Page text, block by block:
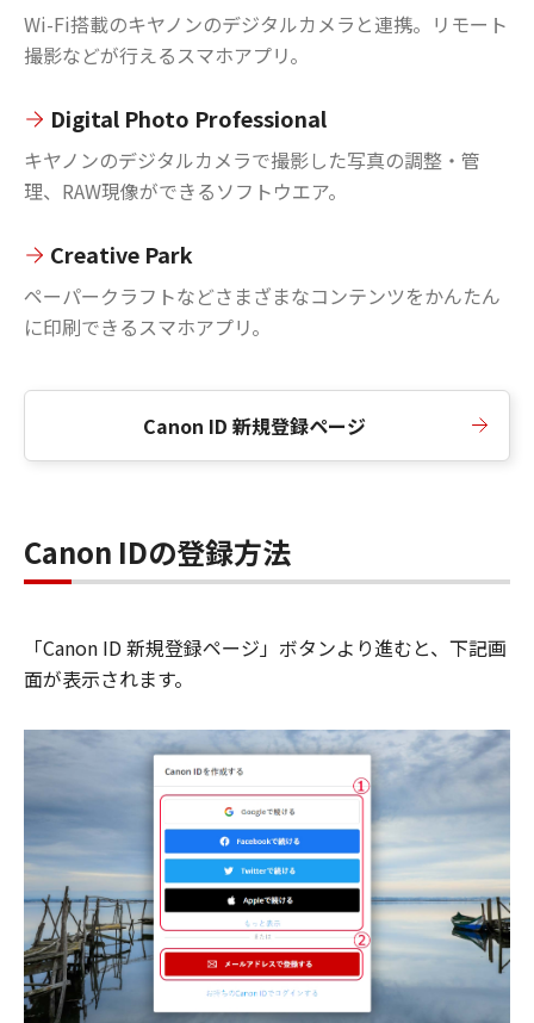
Wi-Fi搭載のキヤノンのデジタルカメラと連携。リモート
撮影などが行えるスマホアプリ。
Digital Photo Professional
キヤノンのデジタルカメラで撮影した写真の調整・管
理、RAW現像ができるソフトウエア。
Creative Park
ペーパークラフトなどさまざまなコンテンツをかんたん
に印刷できるスマホアプリ。
Canon ID 新規登録ページ
Canon IDの登録方法
「Canon ID 新規登録ページ」ボタンより進むと、下記画
面が表示されます。